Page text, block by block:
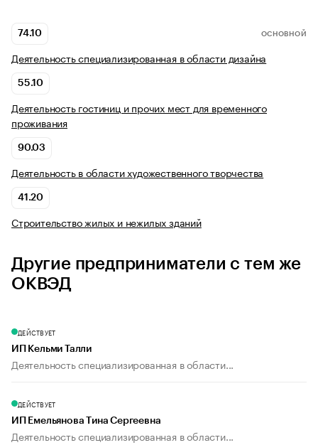
74.10 ОСНОВНОЙ
Деятельность специализированная в области дизайна
55.10
Деятельность гостиниц и прочих мест для временного
проживания
90.03
Деятельность в области художественного творчества
41.20
Строительство жилых и нежилых зданий
Другие предприниматели с тем же
ОКВЭД
ДЕЙСТВУЕТ
ИП Кельми Талли
Деятельность специализированная в области...
ДЕЙСТВУЕТ
ИП Емельянова Тина Сергеевна
Деятельность специализированная в области...